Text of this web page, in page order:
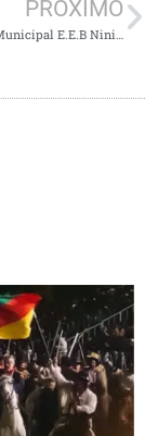
PRÓXIMO
Escola da Rede Municipal E.E.B Nininha Guedes dos Reis é visitada pelo Instituto Cultural Anita Garibaldi.